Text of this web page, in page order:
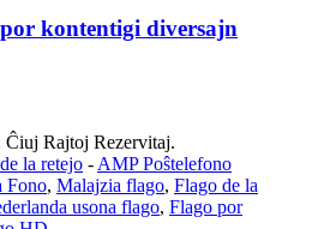
kontentigi diversajn
Rajtoj Rezervitaj.
la retejo - AMP Poŝtelefono
Fono, Malajzia flago, Flago de la
usona flago, Flago por